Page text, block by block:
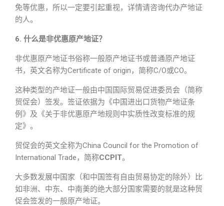
免等优惠，所以一定要引起重视，详情请咨询代办产地证
的人。
6. 什么是非优惠原产地证？
非优惠原产地证书俗称一般原产地证书或普通原产地证
书，英文名称为Certificate of origin，简称C/O或CO。
这种类型的产地证一般由中国国际贸易促进委员会（简称
贸促会）签发。签证依据为《中国进出口货物产地证条
例》及《关于非优惠原产地规则中实质性改变标准的规
定》。
贸促会的英文全称为China Council for the Promotion of
International Trade，简称CCPIT。
大多数发展中国家（和中国签有自由贸易协定的除外）比
如非洲、中东、中南美的绝大部分国家需要的就是这种贸
促会签发的一般原产地证。